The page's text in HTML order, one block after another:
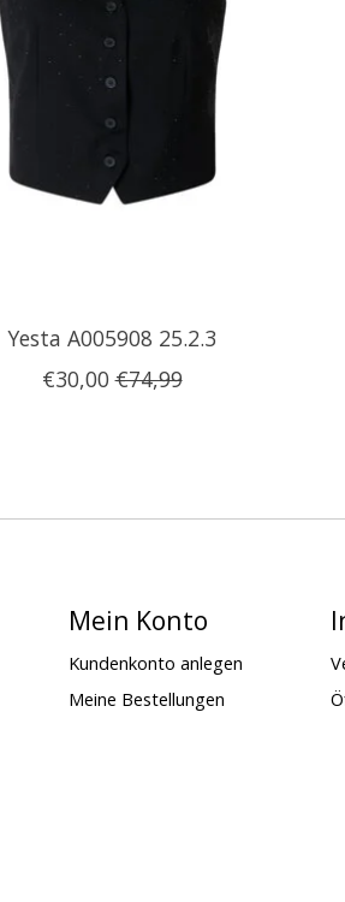
Yesta A005908 25.2.3
€30,00 €74,99
Mein Konto
Kundenkonto anlegen
Meine Bestellungen